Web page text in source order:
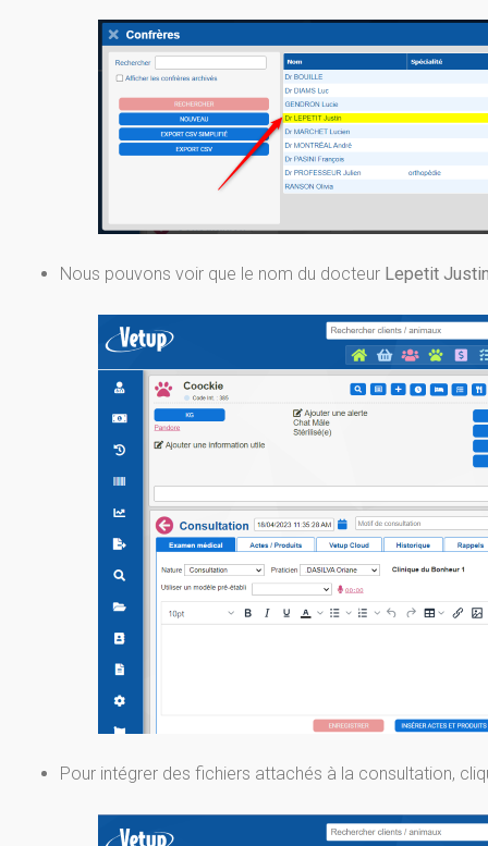
Nous pouvons voir que le nom du docteur Lepetit
Pour intégrer des fichiers attachés à la consultation,